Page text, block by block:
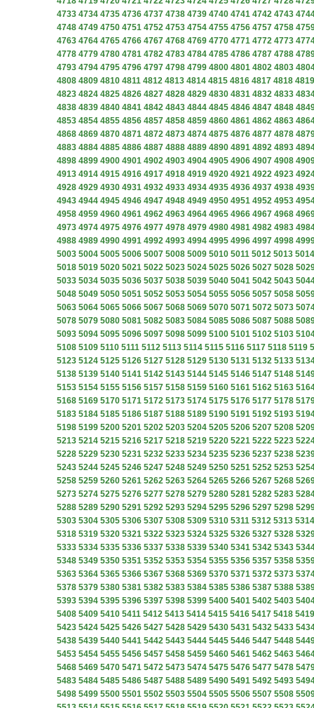
4733 4734 4735 4736 4737 4738 4739 4740 4741 4742 4743
4748 4749 4750 4751 4752 4753 4754 4755 4756 4757 4758
4763 4764 4765 4766 4767 4768 4769 4770 4771 4772 4773
4778 4779 4780 4781 4782 4783 4784 4785 4786 4787 4788
4793 4794 4795 4796 4797 4798 4799 4800 4801 4802 4803
4808 4809 4810 4811 4812 4813 4814 4815 4816 4817 4818 4819
4823 4824 4825 4826 4827 4828 4829 4830 4831 4832 4833
4838 4839 4840 4841 4842 4843 4844 4845 4846 4847 4848
4853 4854 4855 4856 4857 4858 4859 4860 4861 4862 4863
4868 4869 4870 4871 4872 4873 4874 4875 4876 4877 4878
4883 4884 4885 4886 4887 4888 4889 4890 4891 4892 4893
4898 4899 4900 4901 4902 4903 4904 4905 4906 4907 4908
4913 4914 4915 4916 4917 4918 4919 4920 4921 4922 4923
4928 4929 4930 4931 4932 4933 4934 4935 4936 4937 4938
4943 4944 4945 4946 4947 4948 4949 4950 4951 4952 4953
4958 4959 4960 4961 4962 4963 4964 4965 4966 4967 4968
4973 4974 4975 4976 4977 4978 4979 4980 4981 4982 4983
4988 4989 4990 4991 4992 4993 4994 4995 4996 4997 4998
5003 5004 5005 5006 5007 5008 5009 5010 5011 5012 5013 5014
5018 5019 5020 5021 5022 5023 5024 5025 5026 5027 5028
5033 5034 5035 5036 5037 5038 5039 5040 5041 5042 5043
5048 5049 5050 5051 5052 5053 5054 5055 5056 5057 5058
5063 5064 5065 5066 5067 5068 5069 5070 5071 5072 5073
5078 5079 5080 5081 5082 5083 5084 5085 5086 5087 5088
5093 5094 5095 5096 5097 5098 5099 5100 5101 5102 5103
5108 5109 5110 5111 5112 5113 5114 5115 5116 5117 5118 5119
5123 5124 5125 5126 5127 5128 5129 5130 5131 5132 5133
5138 5139 5140 5141 5142 5143 5144 5145 5146 5147 5148
5153 5154 5155 5156 5157 5158 5159 5160 5161 5162 5163
5168 5169 5170 5171 5172 5173 5174 5175 5176 5177 5178
5183 5184 5185 5186 5187 5188 5189 5190 5191 5192 5193
5198 5199 5200 5201 5202 5203 5204 5205 5206 5207 5208
5213 5214 5215 5216 5217 5218 5219 5220 5221 5222 5223
5228 5229 5230 5231 5232 5233 5234 5235 5236 5237 5238
5243 5244 5245 5246 5247 5248 5249 5250 5251 5252 5253
5258 5259 5260 5261 5262 5263 5264 5265 5266 5267 5268
5273 5274 5275 5276 5277 5278 5279 5280 5281 5282 5283
5288 5289 5290 5291 5292 5293 5294 5295 5296 5297 5298
5303 5304 5305 5306 5307 5308 5309 5310 5311 5312 5313 5314
5318 5319 5320 5321 5322 5323 5324 5325 5326 5327 5328
5333 5334 5335 5336 5337 5338 5339 5340 5341 5342 5343
5348 5349 5350 5351 5352 5353 5354 5355 5356 5357 5358
5363 5364 5365 5366 5367 5368 5369 5370 5371 5372 5373
5378 5379 5380 5381 5382 5383 5384 5385 5386 5387 5388
5393 5394 5395 5396 5397 5398 5399 5400 5401 5402 5403
5408 5409 5410 5411 5412 5413 5414 5415 5416 5417 5418 5419
5423 5424 5425 5426 5427 5428 5429 5430 5431 5432 5433
5438 5439 5440 5441 5442 5443 5444 5445 5446 5447 5448
5453 5454 5455 5456 5457 5458 5459 5460 5461 5462 5463
5468 5469 5470 5471 5472 5473 5474 5475 5476 5477 5478
5483 5484 5485 5486 5487 5488 5489 5490 5491 5492 5493
5498 5499 5500 5501 5502 5503 5504 5505 5506 5507 5508